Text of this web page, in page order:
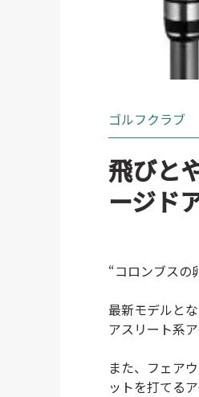
ゴルフクラブ
飛びと
ージド
“コロンブスの
最新モデルと
アスリート系
また、フェア
ットを打てる